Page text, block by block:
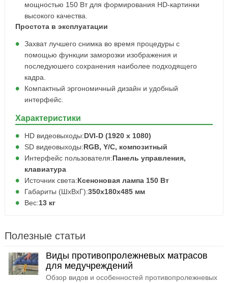
мощностью 150 Вт для формирования HD-картинки
высокого качества.
Простота в эксплуатации
Захват лучшего снимка во время процедуры с
помощью функции заморозки изображения и
последуюшего сохранения наиболее подходящего
кадра.
Компактный эргономичный дизайн и удобный
интерфейс.
Характеристики
HD видеовыходы:DVI-D (1920 x 1080)
SD видеовыходы:RGB, Y/C, композитный
Интерфейс пользователя:Панель управления,
клавиатура
Источник света:Ксеноновая лампа 150 Вт
Габариты (ШхВхГ):350х180х485 мм
Вес:13 кг
Полезные статьи
Виды противопролежневых матрасов
для медучреждений
Обзор видов и особенностей противопролежневых